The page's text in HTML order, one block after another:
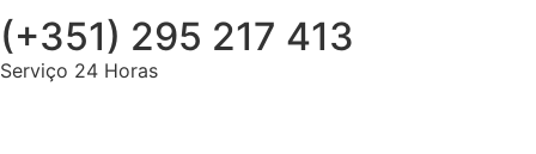
(+351) 295 217 413
Serviço 24 Horas